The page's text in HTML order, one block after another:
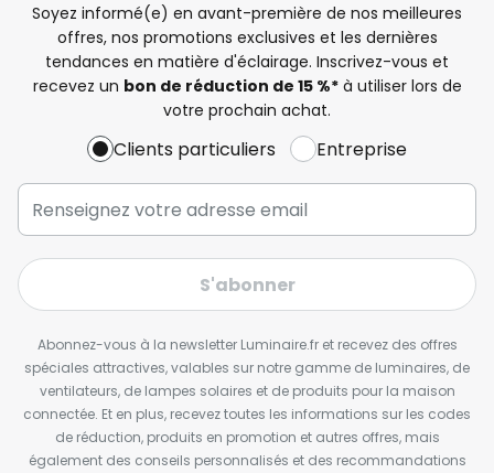
Soyez informé(e) en avant-première de nos meilleures
offres, nos promotions exclusives et les dernières
tendances en matière d'éclairage. Inscrivez-vous et
recevez un bon de réduction de 15 %*à utiliser lors de
votre prochain achat.
Clients particuliers Entreprise
S'abonner
Abonnez-vous à la newsletter Luminaire.fr et recevez des offres
spéciales attractives, valables sur notre gamme de luminaires, de
ventilateurs, de lampes solaires et de produits pour la maison
connectée. Et en plus, recevez toutes les informations sur les codes
de réduction, produits en promotion et autres offres, mais
également des conseils personnalisés et des recommandations